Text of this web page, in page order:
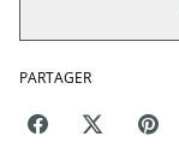
PARTAGER